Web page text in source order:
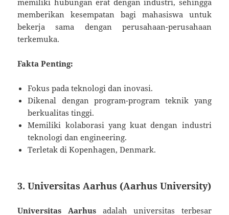
memberikan kesempatan bagi mahasiswa untuk
bekerja sama dengan perusahaan-perusahaan
terkemuka.
Fakta Penting:
Fokus pada teknologi dan inovasi.
Dikenal dengan program-program teknik yang
berkualitas tinggi.
Memiliki kolaborasi yang kuat dengan industri
teknologi dan engineering.
Terletak di Kopenhagen, Denmark.
3. Universitas Aarhus (Aarhus University)
Universitas Aarhusadalah universitas terbesar